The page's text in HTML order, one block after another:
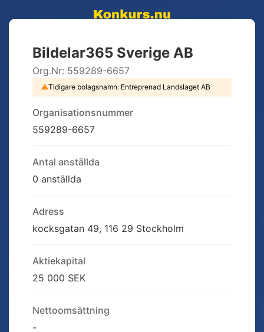
Bildelar365 Sverige AB
Org.Nr: 559289-6657
⚠Tidigare bolagsnamn: Entreprenad Landslaget AB
Organisationsnummer
559289-6657
Antal anställda
0 anställda
Adress
kocksgatan 49, 116 29 Stockholm
Aktiekapital
25 000 SEK
Nettoomsättning
-